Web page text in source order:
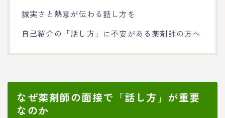
誠実さと熱意が伝わる話し方を
自己紹介の「話し方」に不安がある薬剤師の方へ
なぜ薬剤師の面接で「話し方」が重要
なのか